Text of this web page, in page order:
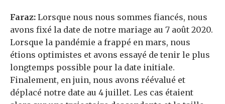
Faraz: Lorsque nous nous sommes fiancés, nous
avons fixé la date de notre mariage au 7 août 2020.
Lorsque la pandémie a frappé en mars, nous
étions optimistes et avons essayé de tenir le plus
longtemps possible pour la date initiale.
Finalement, en juin, nous avons réévalué et
déplacé notre date au 4 juillet. Les cas étaient